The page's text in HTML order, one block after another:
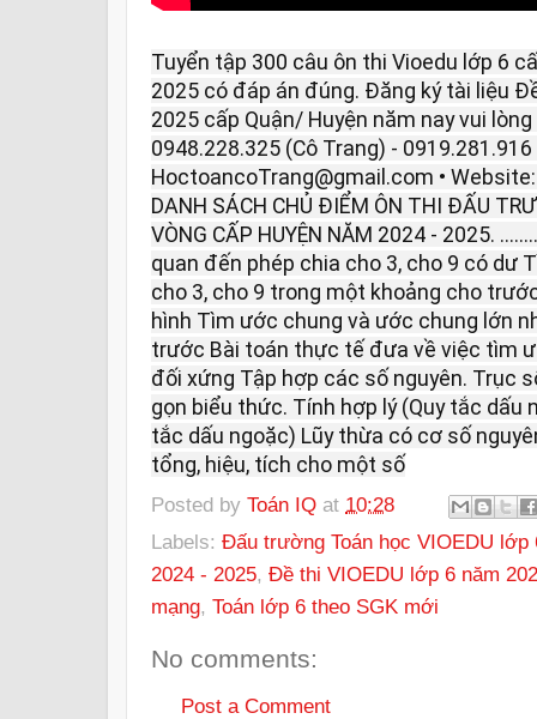
Tuyển tập 300 câu ôn thi Vioedu lớp 6
2025 có đáp án đúng. Đăng ký tài liệu
2025 cấp Quận/ Huyện năm nay vui lòng
0948.228.325 (Cô Trang) -
HoctoancoTrang@gmail.com •
DANH SÁCH CHỦ ĐIỂM ÔN THI ĐẤU
VÒNG CẤP HUYỆN NĂM 2024 - 2025.
quan đến phép chia cho 3, cho 9 có dư
cho 3, cho 9 trong một khoảng cho
hình Tìm ước chung và ước chung lớn
trước Bài toán thực tế đưa về việc tìm
đối xứng Tập hợp các số nguyên. Trục
gọn biểu thức. Tính hợp lý (Quy tắc dấu
tắc dấu ngoặc) Lũy thừa có cơ số
tổng, hiệu, tích cho một số
Posted by Toán IQ at 10:28
Labels: Đấu trường Toán học VIOEDU lớp
2024 - 2025, Đề thi VIOEDU lớp 6 năm
mạng, Toán lớp 6 theo SGK mới
No comments:
Post a Comment